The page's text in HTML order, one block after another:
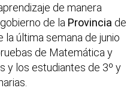
de manera
de la Provincia de
la última semana de junio
de Matemática y
y los estudiantes de 3º y